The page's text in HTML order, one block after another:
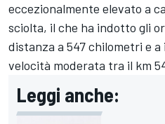
eccezionalmente elevato a
sciolta, il che ha indotto gli
distanza a 547 chilometri e
velocità moderata tra il km
Leggi anche: